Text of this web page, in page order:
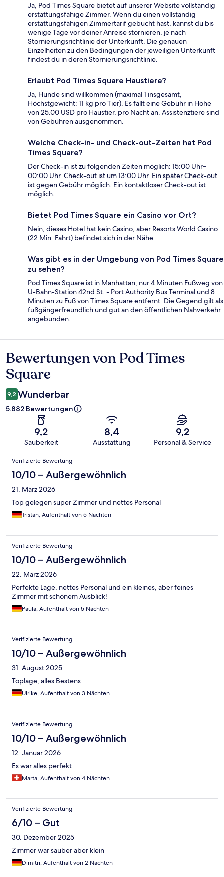
Ja, Pod Times Square bietet auf unserer Website vollständig
erstattungsfähige Zimmer. Wenn du einen vollständig
erstattungsfähigen Zimmertarif gebucht hast, kannst du bis
wenige Tage vor deiner Anreise stornieren, je nach
Stornierungsrichtlinie der Unterkunft. Die genauen
Einzelheiten zu den Bedingungen der jeweiligen Unterkunft
findest du in deren Stornierungsrichtlinie.
Erlaubt Pod Times Square Haustiere?
Ja, Hunde sind willkommen (maximal 1 insgesamt,
Höchstgewicht: 11 kg pro Tier). Es fällt eine Gebühr in Höhe
von 25.00 USD pro Haustier, pro Nacht an. Assistenztiere sind
von Gebühren ausgenommen.
Welche Check-in- und Check-out-Zeiten hat Pod
Times Square?
Der Check-in ist zu folgenden Zeiten möglich: 15:00 Uhr–
00:00 Uhr. Check-out ist um 13:00 Uhr. Ein später Check-out
ist gegen Gebühr möglich. Ein kontaktloser Check-out ist
möglich.
Bietet Pod Times Square ein Casino vor Ort?
Nein, dieses Hotel hat kein Casino, aber Resorts World Casino
(22 Min. Fahrt) befindet sich in der Nähe.
Was gibt es in der Umgebung von Pod Times Square
zu sehen?
Pod Times Square ist in Manhattan, nur 4 Minuten Fußweg von
U-Bahn-Station 42nd St. - Port Authority Bus Terminal und 8
Minuten zu Fuß von Times Square entfernt. Die Gegend gilt als
fußgängerfreundlich und gut an den öffentlichen Nahverkehr
angebunden.
Bewertungen
Bewertungen von Pod Times
Square
9,2 Wunderbar
5.882 Bewertungen
9,2
Sauberkeit
8,4
Ausstattung
9,2
Personal & Service
Bewertungen
Verifizierte Bewertung
10/10 – Außergewöhnlich
21. März 2026
Top gelegen super Zimmer und nettes Personal
Tristan, Aufenthalt von 5 Nächten
Verifizierte Bewertung
10/10 – Außergewöhnlich
22. März 2026
Perfekte Lage, nettes Personal und ein kleines, aber feines
Zimmer mit schönem Ausblick!
Paula, Aufenthalt von 5 Nächten
Verifizierte Bewertung
10/10 – Außergewöhnlich
31. August 2025
Toplage, alles Bestens
Ulrike, Aufenthalt von 3 Nächten
Verifizierte Bewertung
10/10 – Außergewöhnlich
12. Januar 2026
Es war alles perfekt
Marta, Aufenthalt von 4 Nächten
Verifizierte Bewertung
6/10 – Gut
30. Dezember 2025
Zimmer war sauber aber klein
Dimitri, Aufenthalt von 2 Nächten